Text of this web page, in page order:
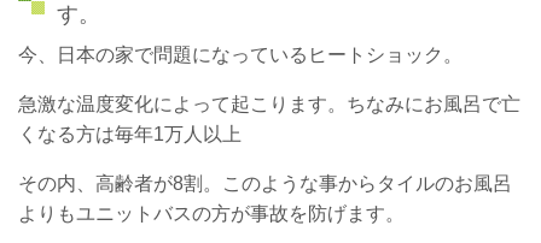
す。
今、日本の家で問題になっているヒートショック。
急激な温度変化によって起こります。ちなみにお風呂で亡
くなる方は毎年1万人以上
その内、高齢者が8割。このような事からタイルのお風呂
よりもユニットバスの方が事故を防げます。